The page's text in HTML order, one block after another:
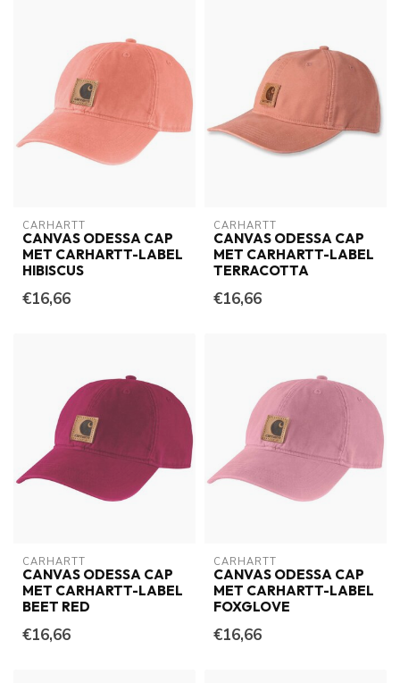
CARHARTT
CANVAS ODESSA CAP
MET CARHARTT-LABEL
HIBISCUS
€16,66
CARHARTT
CANVAS ODESSA CAP
MET CARHARTT-LABEL
TERRACOTTA
€16,66
CARHARTT
CANVAS ODESSA CAP
MET CARHARTT-LABEL
BEET RED
€16,66
CARHARTT
CANVAS ODESSA CAP
MET CARHARTT-LABEL
FOXGLOVE
€16,66